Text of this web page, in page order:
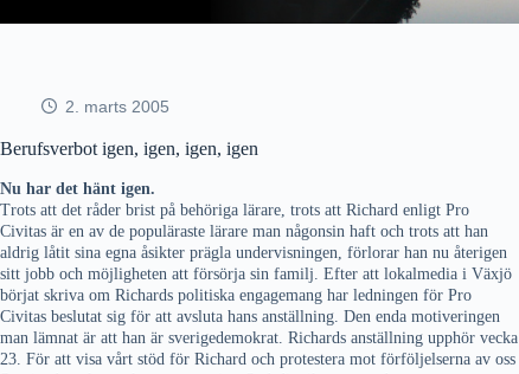
2. marts 2005
Berufsverbot igen, igen, igen, igen
Nu har det hänt igen.
Trots att det råder brist på behöriga lärare, trots att Richard enligt Pro
Civitas är en av de populäraste lärare man någonsin haft och trots att han
aldrig låtit sina egna åsikter prägla undervisningen, förlorar han nu återigen
sitt jobb och möjligheten att försörja sin familj. Efter att lokalmedia i Växjö
börjat skriva om Richards politiska engagemang har ledningen för Pro
Civitas beslutat sig för att avsluta hans anställning. Den enda motiveringen
man lämnat är att han är sverigedemokrat. Richards anställning upphör vecka
23. För att visa vårt stöd för Richard och protestera mot förföljelserna av oss